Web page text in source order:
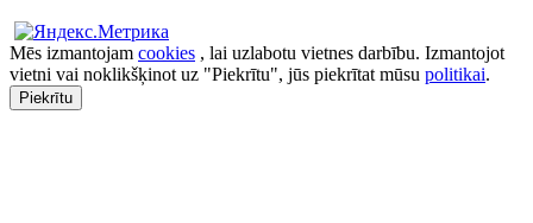
Mēs izmantojam cookies , lai uzlabotu vietnes darbību. Izmantojot
vietni vai noklikšķinot uz "Piekrītu", jūs piekrītat mūsu politikai.
Piekrītu